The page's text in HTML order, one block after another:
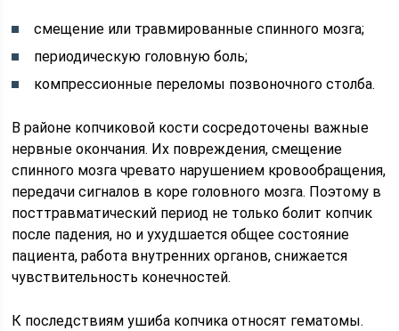
смещение или травмированные спинного мозга;
периодическую головную боль;
компрессионные переломы позвоночного столба.
В районе копчиковой кости сосредоточены важные
нервные окончания. Их повреждения, смещение
спинного мозга чревато нарушением кровообращения,
передачи сигналов в коре головного мозга. Поэтому в
посттравматический период не только болит копчик
после падения, но и ухудшается общее состояние
пациента, работа внутренних органов, снижается
чувствительность конечностей.
К последствиям ушиба копчика относят гематомы.